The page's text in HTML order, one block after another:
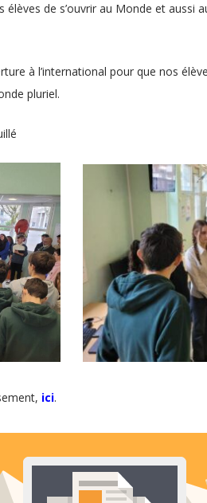
élèves de s’ouvrir au Monde et aussi
à l’international pour que nos
pluriel.
ici.